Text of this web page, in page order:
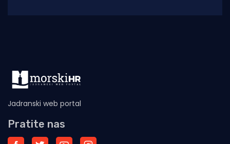
Jadranski web portal
Pratite nas